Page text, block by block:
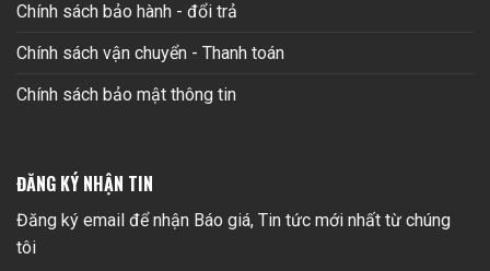
Chính sách bảo hành - đổi trả
Chính sách vận chuyển - Thanh toán
Chính sách bảo mật thông tin
ĐĂNG KÝ NHẬN TIN
Đăng ký email để nhận Báo giá, Tin tức mới nhất từ chúng
tôi